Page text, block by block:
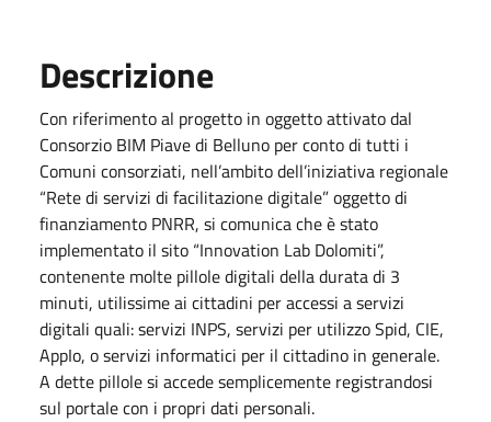
Descrizione
Con riferimento al progetto in oggetto attivato dal
Consorzio BIM Piave di Belluno per conto di tutti i
Comuni consorziati, nell’ambito dell’iniziativa regionale
“Rete di servizi di facilitazione digitale” oggetto di
finanziamento PNRR, si comunica che è stato
implementato il sito “Innovation Lab Dolomiti”,
contenente molte pillole digitali della durata di 3
minuti, utilissime ai cittadini per accessi a servizi
digitali quali: servizi INPS, servizi per utilizzo Spid, CIE,
AppIo, o servizi informatici per il cittadino in generale.
A dette pillole si accede semplicemente registrandosi
sul portale con i propri dati personali.